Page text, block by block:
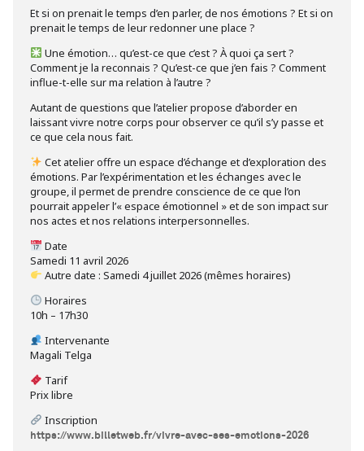
Et si on prenait le temps d’en parler, de nos émotions ? Et si on
prenait le temps de leur redonner une place ?
Une émotion… qu’est-ce que c’est ? À quoi ça sert ?
Comment je la reconnais ? Qu’est-ce que j’en fais ? Comment
influe-t-elle sur ma relation à l’autre ?
Autant de questions que l’atelier propose d’aborder en
laissant vivre notre corps pour observer ce qu’il s’y passe et
ce que cela nous fait.
Cet atelier offre un espace d’échange et d’exploration des
émotions. Par l’expérimentation et les échanges avec le
groupe, il permet de prendre conscience de ce que l’on
pourrait appeler l’« espace émotionnel » et de son impact sur
nos actes et nos relations interpersonnelles.
Date
Samedi 11 avril 2026
Autre date : Samedi 4 juillet 2026 (mêmes horaires)
Horaires
10h – 17h30
Intervenante
Magali Telga
Tarif
Prix libre
Inscription
https://www.billetweb.fr/vivre-avec-ses-emotions-2026